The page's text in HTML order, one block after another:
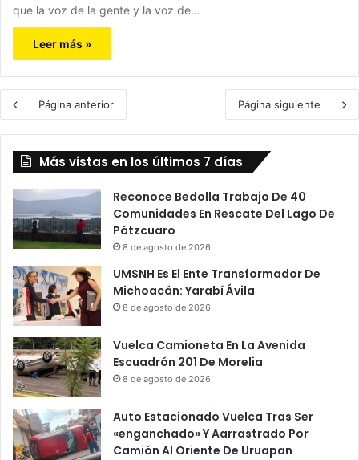
que la voz de la gente y la voz de…
Leer más »
Página anterior Página siguiente
Más vistas en los últimos 7 días
Reconoce Bedolla Trabajo De 40
Comunidades En Rescate Del Lago De
Pátzcuaro
8 de agosto de 2026
UMSNH Es El Ente Transformador De
Michoacán: Yarabí Ávila
8 de agosto de 2026
Vuelca Camioneta En La Avenida
Escuadrón 201 De Morelia
8 de agosto de 2026
Auto Estacionado Vuelca Tras Ser
«enganchado» Y Aarrastrado Por
Camión Al Oriente De Uruapan